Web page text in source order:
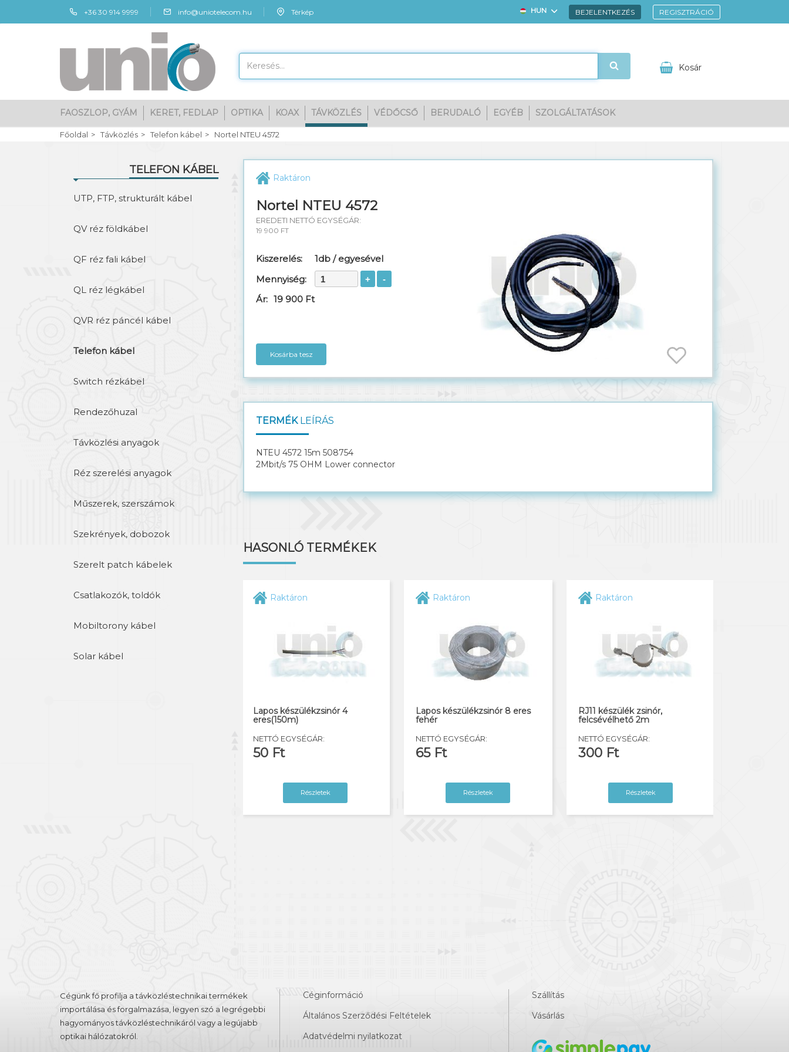
+36 30 914 9999 info@uniotelecom.hu Térkép HUN BEJELENTKEZÉS REGISZTRÁCIÓ
Kosár
Megnézem
FAOSZLOP, GYÁM KERET, FEDLAP OPTIKA KOAX TÁVKÖZLÉS VÉDŐCSŐ BERUDALÓ EGYÉB SZOLGÁLTATÁSOK
Főoldal Távközlés Telefon kábel Nortel NTEU 4572
TELEFON KÁBEL
UTP, FTP, strukturált kábel
QV réz földkábel
QF réz fali kábel
QL réz légkábel
QVR réz páncél kábel
Telefon kábel
Switch rézkábel
Rendezőhuzal
Távközlési anyagok
Réz szerelési anyagok
Műszerek, szerszámok
Szekrények, dobozok
Szerelt patch kábelek
Csatlakozók, toldók
Mobiltorony kábel
Solar kábel
Raktáron
Nortel NTEU 4572
EREDETI NETTÓ EGYSÉGÁR:
19 900 FT
Kiszerelés:
1db / egyesével
Mennyiség:
Ár: 19 900 Ft
Kosárba tesz
TERMÉKLEÍRÁS
NTEU 4572 15m 508754
2Mbit/s 75 OHM Lower connector
HASONLÓ TERMÉKEK
Raktáron
Lapos készülékzsinór 4
eres(150m)
NETTÓ EGYSÉGÁR:
50 Ft
Részletek
Raktáron
Lapos készülékzsinór 8 eres
fehér
NETTÓ EGYSÉGÁR:
65 Ft
Részletek
Raktáron
RJ11 készülék zsinór,
felcsévélhető 2m
NETTÓ EGYSÉGÁR:
300 Ft
Részletek
Cégünk fő profilja a távközléstechnikai termékek
importálása és forgalmazása, legyen szó a legrégebbi
hagyományos távközléstechnikáról vagy a legújabb
optikai hálózatokról.
Céginformáció
Általános Szerződési Feltételek
Adatvédelmi nyilatkozat
Szállítás
Vásárlás